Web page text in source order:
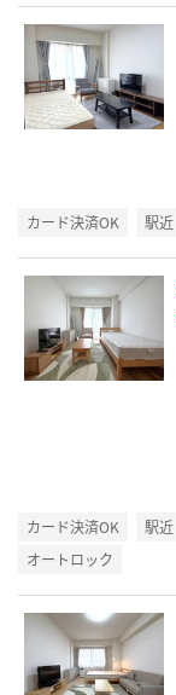
カード決済OK 駅近
カード決済OK 駅近
オートロック